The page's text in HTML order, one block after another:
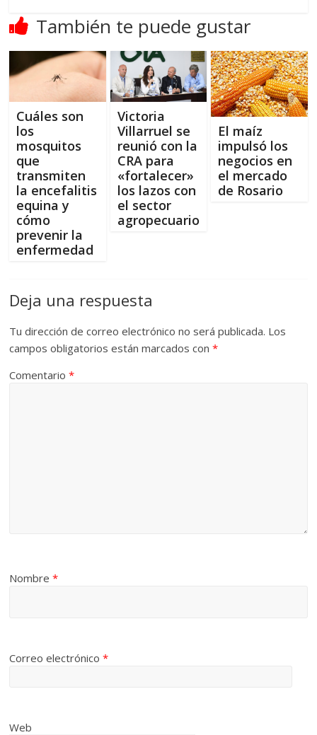
También te puede gustar
Cuáles son
los
mosquitos
que
transmiten
la encefalitis
equina y
cómo
prevenir la
enfermedad
Victoria
Villarruel se
reunió con la
CRA para
«fortalecer»
los lazos con
el sector
agropecuario
El maíz
impulsó los
negocios en
el mercado
de Rosario
Deja una respuesta
Tu dirección de correo electrónico no será publicada. Los
campos obligatorios están marcados con*
Comentario*
Nombre*
Correo electrónico*
Web